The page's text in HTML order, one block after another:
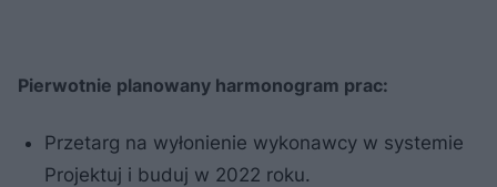
Pierwotnie planowany harmonogram prac:
Przetarg na wyłonienie wykonawcy w systemie
Projektuj i buduj w 2022 roku.